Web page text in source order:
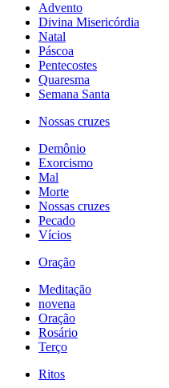
Advento
Divina Misericórdia
Natal
Páscoa
Pentecostes
Quaresma
Semana Santa
Nossas cruzes
Demônio
Exorcismo
Mal
Morte
Nossas cruzes
Pecado
Vícios
Oração
Meditação
novena
Oração
Rosário
Terço
Ritos